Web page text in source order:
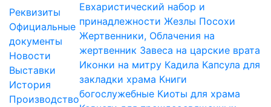
Реквизиты
Официальные
документы
Новости
Выставки
История
Производство
Евхаристический набор и
принадлежности Жезлы Посохи
Жертвенники, Облачения на
жертвенник Завеса на царские врата
Иконки на митру Кадила Капсула для
закладки храма Книги
богослужебные Киоты для храма